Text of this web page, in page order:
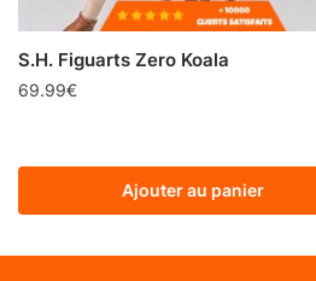
S.H. Figuarts Zero Koala
69.99€
Ajouter au panier